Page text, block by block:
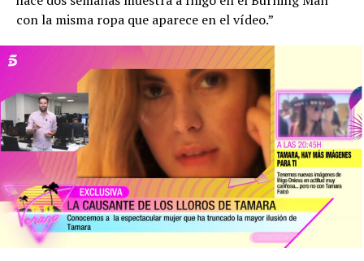
con la misma ropa que aparece en el vídeo.”